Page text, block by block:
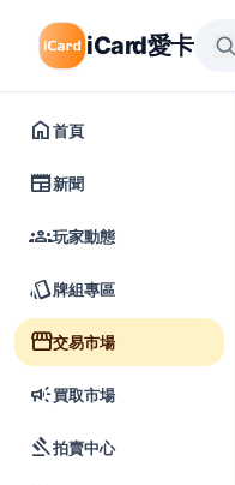
iCard愛卡
home首頁
newspaper新聞
groups玩家動態
style牌組專區
storefront交易市場
campaign買取市場
gavel拍賣中心